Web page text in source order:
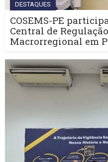
DESTAQUES
COSEMS-PE
Central de
Macrorregional em